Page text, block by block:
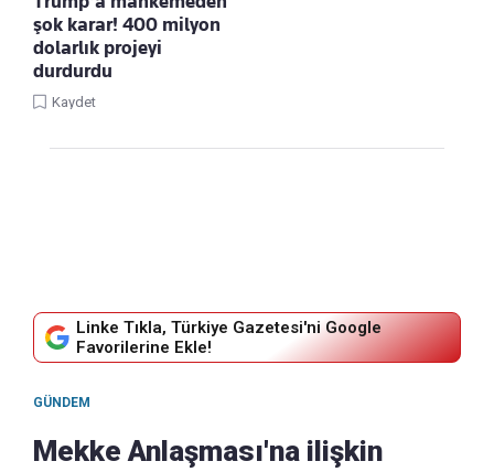
şok karar! 400 milyon
dolarlık projeyi
durdurdu
Kaydet
Linke Tıkla, Türkiye Gazetesi'ni Google
Favorilerine Ekle!
GÜNDEM
Mekke Anlaşması'na ilişkin